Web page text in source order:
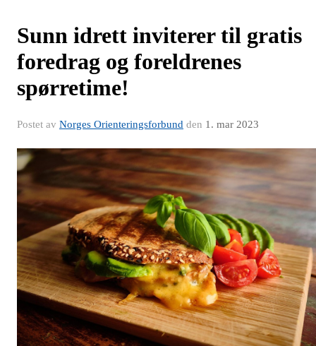
Sunn idrett inviterer til gratis
foredrag og foreldrenes
spørretime!
Postet av Norges Orienteringsforbund den 1. mar 2023